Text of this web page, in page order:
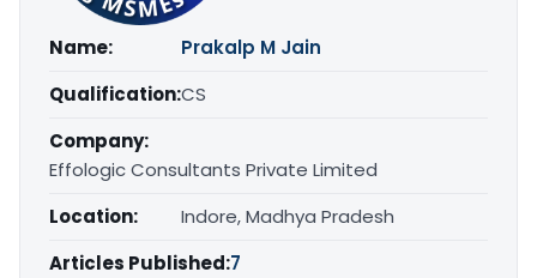
Name:
Prakalp M Jain
Qualification:CS
Company:
Effologic Consultants Private Limited
Location:
Indore, Madhya Pradesh
Articles Published:7